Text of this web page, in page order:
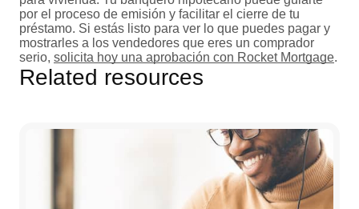
por el proceso de emisión y facilitar el cierre de tu
préstamo. Si estás listo para ver lo que puedes pagar y
mostrarles a los vendedores que eres un comprador
serio, solicita hoy una aprobación con Rocket Mortgage.
Related resources